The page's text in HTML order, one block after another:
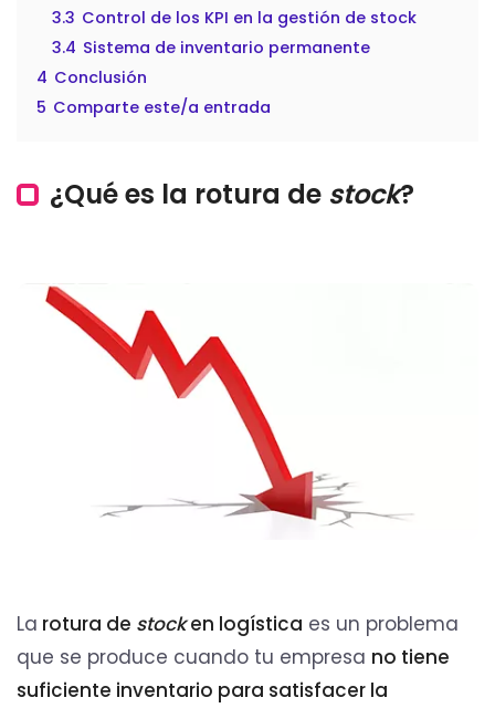
3.3 Control de los KPI en la gestión de stock
3.4 Sistema de inventario permanente
4 Conclusión
5 Comparte este/a entrada
¿Qué es la rotura de stock?
La rotura de stocken logística es un problema
que se produce cuando tu empresa no tiene
suficiente inventario para satisfacer la